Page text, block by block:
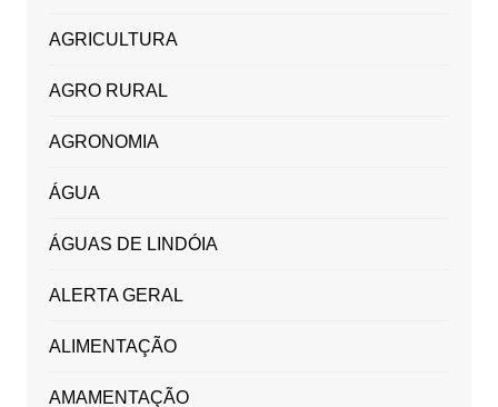
AGRICULTURA
AGRO RURAL
AGRONOMIA
ÁGUA
ÁGUAS DE LINDÓIA
ALERTA GERAL
ALIMENTAÇÃO
AMAMENTAÇÃO